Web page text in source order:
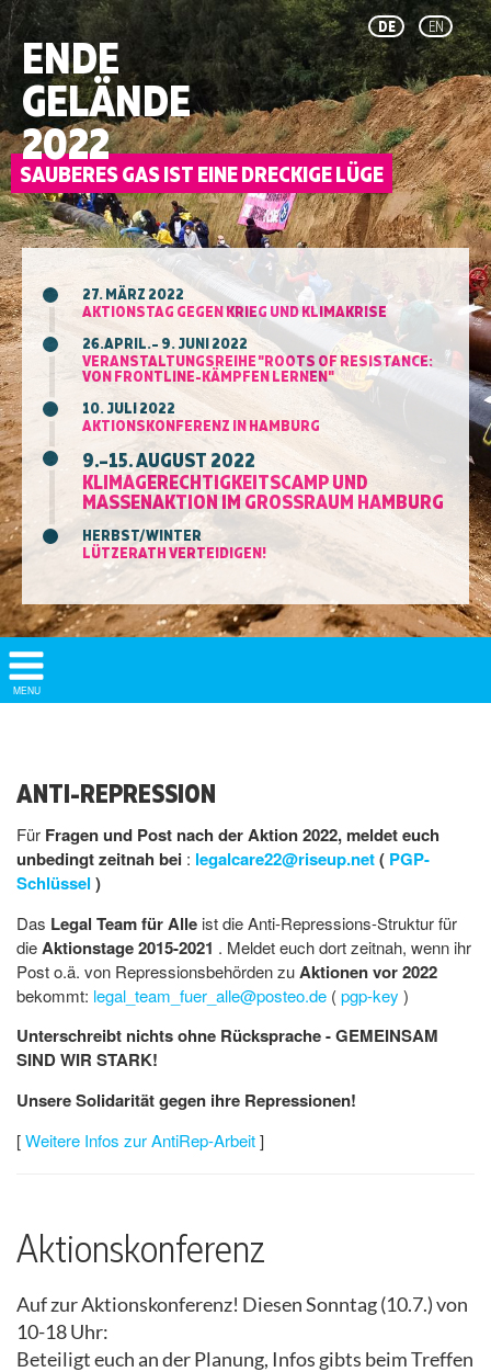
DE EN
ENDE
GELÄNDE
2022
27. MÄRZ 2022
AKTIONSTAG GEGEN KRIEG UND KLIMAKRISE
26.APRIL.– 9. JUNI 2022
VERANSTALTUNGSREIHE "ROOTS OF RESISTANCE:
VON FRONTLINE-KÄMPFEN LERNEN"
10. JULI 2022
AKTIONSKONFERENZ IN HAMBURG
9.–15. AUGUST 2022
KLIMAGERECHTIGKEITSCAMP UND
MASSENAKTION IM GROSSRAUM HAMBURG
HERBST/WINTER
LÜTZERATH VERTEIDIGEN!
Show/
Hide
MENU
Aktionskonferenz
Auf zur Aktionskonferenz! Diesen Sonntag (10.7.) von
10-18 Uhr:
Beteiligt euch an der Planung, Infos gibts beim Treffen
ANTI-REPRESSION
Für Fragen und Post nach der Aktion 2022, meldet euch
unbedingt zeitnah bei : legalcare22@riseup.net( PGP-
Schlüssel )
Das Legal Team für Alle ist die Anti-Repressions-Struktur für
dieAktionstage 2015-2021 . Meldet euch dort zeitnah, wenn ihr
Post o.ä. von Repressionsbehörden zuAktionen vor 2022
bekommt: legal_team_fuer_alle@posteo.de (pgp-key )
Unterschreibt nichts ohne Rücksprache - GEMEINSAM
SIND WIR STARK!
Unsere Solidarität gegen ihre Repressionen!
[Weitere Infos zur AntiRep-Arbeit]